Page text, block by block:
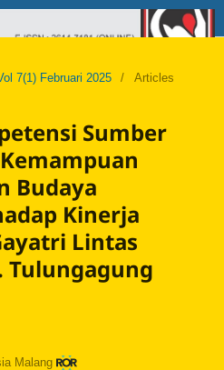
7(1) Februari 2025
/ Articles
Sumber
Budaya
Kinerja
Lintas
Tulungagung
Malang